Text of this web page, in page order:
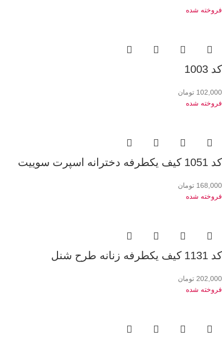
فروخته شده
کد 1003
102,000 تومان
فروخته شده
کد 1051 کیف یکطرفه دخترانه اسپرت سوییت
168,000 تومان
فروخته شده
کد 1131 کیف یکطرفه زنانه طرح شنل
202,000 تومان
فروخته شده